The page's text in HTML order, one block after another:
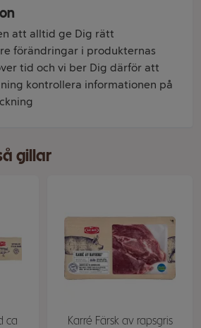
att alltid ge Dig rätt
förändringar i produkternas
tid och vi ber Dig därför att
kontrollera informationen på
gillar
ca
Karré Färsk av rapsgris